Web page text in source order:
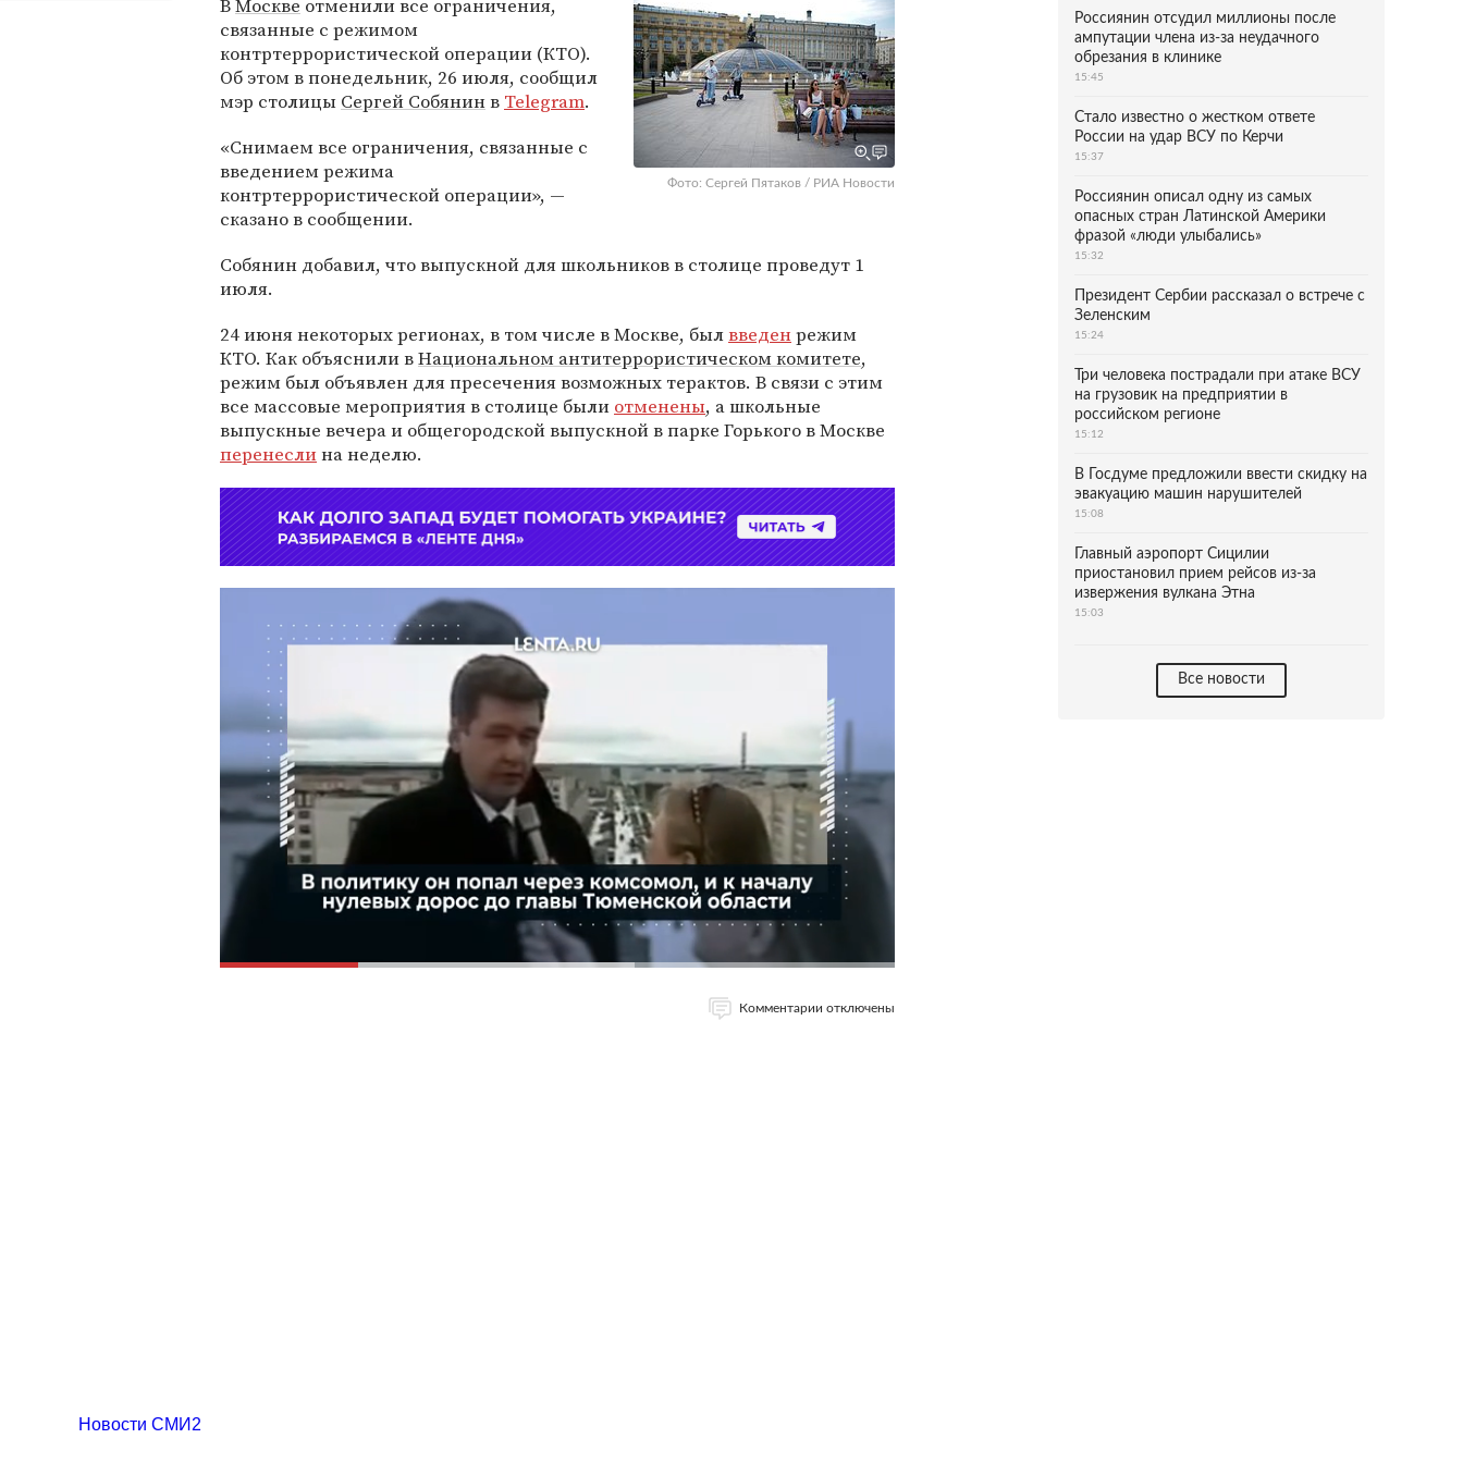
Фото: Сергей Пятаков / РИА Новости
ВМоскве отменили все ограничения,
связанные с режимом
контртеррористической операции (КТО).
Об этом в понедельник, 26 июля, сообщил
мэр столицы Сергей Собянинв Telegram.
«Снимаем все ограничения, связанные с
введением режима
контртеррористической операции», —
сказано в сообщении.
Собянин добавил, что выпускной для школьников в столице проведут 1
июля.
24 июня некоторых регионах, в том числе в Москве, былвведенрежим
КТО. Как объяснили вНациональном антитеррористическом комитете,
режим был объявлен для пресечения возможных терактов. В связи с этим
все массовые мероприятия в столице были отменены, а школьные
выпускные вечера и общегородской выпускной в парке Горького в Москве
перенеслина неделю.
Комментарии отключены
Россиянин отсудил миллионы после
ампутации члена из-за неудачного
обрезания в клинике
15:45
Стало известно о жестком ответе
России на удар ВСУ по Керчи
15:37
Россиянин описал одну из самых
опасных стран Латинской Америки
фразой «люди улыбались»
15:32
Президент Сербии рассказал о встрече с
Зеленским
15:24
Три человека пострадали при атаке ВСУ
на грузовик на предприятии в
российском регионе
15:12
В Госдуме предложили ввести скидку на
эвакуацию машин нарушителей
15:08
Главный аэропорт Сицилии
приостановил прием рейсов из-за
извержения вулкана Этна
15:03
Все новости
Новости СМИ2